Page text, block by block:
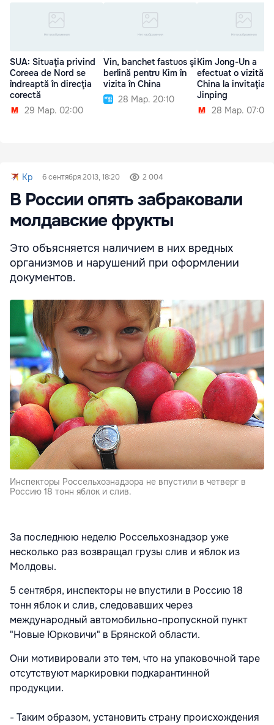
SUA: Situaţia privind
Coreea de Nord se
îndreaptă în direcţia
corectă
29 Мар. 02:00
Vin, banchet fastuos şi
berlină pentru Kim în
vizita în China
28 Мар. 20:10
Kim Jong-Un a
efectuat o vizită în
China la invitaţia
Jinping
28 Мар. 07:00
Kp 6 сентября 2013, 18:20 2 004
В России опять забраковали
молдавские фрукты
Это объясняется наличием в них вредных
организмов и нарушений при оформлении
документов.
Инспекторы Россельхознадзора не впустили в четверг в
Россию 18 тонн яблок и слив.
За последнюю неделю Россельхознадзор уже
несколько раз возвращал грузы слив и яблок из
Молдовы.
5 сентября, инспекторы не впустили в Россию 18
тонн яблок и слив, следовавших через
международный автомобильно-пропускной пункт
"Новые Юрковичи" в Брянской области.
Они мотивировали это тем, что на упаковочной таре
отсутствуют маркировки подкарантинной
продукции.
- Таким образом, установить страну происхождения